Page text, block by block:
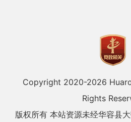
Copyright 2020-2026
Rights
版权所有 本站资源未经华容县